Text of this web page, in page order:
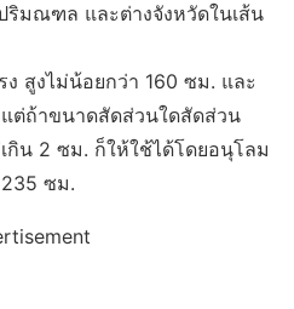
ริมณฑล และต่างจังหวัดในเส้น
สูงไม่น้อยกว่า 160 ซม. และ
ต่ถ้าขนาดสัดส่วนใดสัดส่วน
กิน 2 ซม. ก็ให้ใช้ได้โดยอนุโลม
ซม.